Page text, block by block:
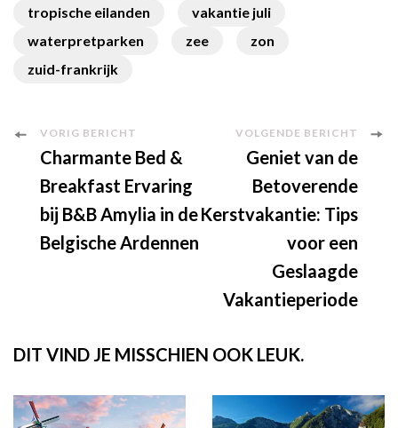
tropische eilanden
vakantie juli
waterpretparken
zee
zon
zuid-frankrijk
Berichtnavigatie
VORIG BERICHT
Charmante Bed &
Breakfast Ervaring
bij B&B Amylia in de
Belgische Ardennen
VOLGENDE BERICHT
Geniet van de
Betoverende
Kerstvakantie: Tips
voor een
Geslaagde
Vakantieperiode
DIT VIND JE MISSCHIEN OOK LEUK.